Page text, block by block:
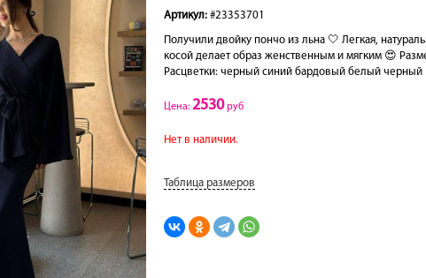
Артикул: #23353701
Получили двойку пончо из льна 🤍 Легкая,
косой делает образ женственным и мягким 😍
Расцветки: черный синий бардовый белый черный
Цена: 2530руб
Нет в наличии.
Таблица размеров